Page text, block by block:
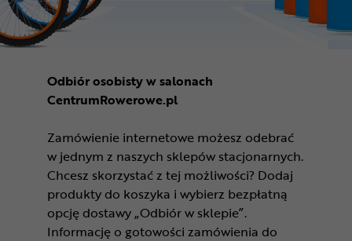
Odbiór osobisty w salonach
CentrumRowerowe.pl
Zamówienie internetowe możesz odebrać
w jednym z naszych sklepów stacjonarnych.
Chcesz skorzystać z tej możliwości? Dodaj
produkty do koszyka i wybierz bezpłatną
opcję dostawy „Odbiór w sklepie”.
Informację o gotowości zamówienia do